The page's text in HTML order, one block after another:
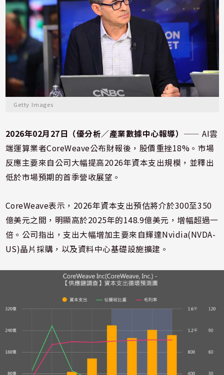
Getty Images
2026年02月27日（優分析／產業數據中心報導） ⸺ AI雲
端運算業者CoreWeave公布財報後，股價重挫18%。市場
反應主要來自公司大幅提高2026年資本支出規模，並釋出
低於市場預期的首季營收展望。
CoreWeave表示，2026年資本支出預估將介於300至350
億美元之間，明顯高於2025年的148.9億美元，增幅超過一
倍。公司指出，支出大幅增加主要來自輝達Nvidia(NVDA-
US)晶片採購，以及資料中心基礎設施擴建。